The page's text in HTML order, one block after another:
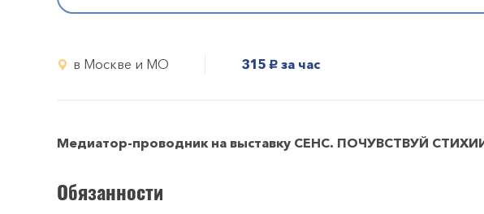
в Москве и МО 315 руб. за час
Медиатор-проводник на выставку СЕНС. ПОЧУВСТВУЙ
Обязанности